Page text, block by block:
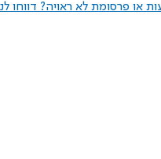
או פרסומת לא ראויה? דווחו